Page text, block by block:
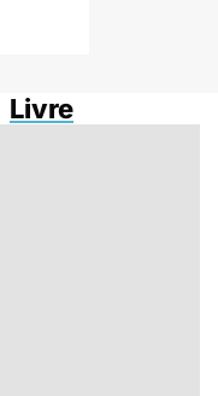
Livre